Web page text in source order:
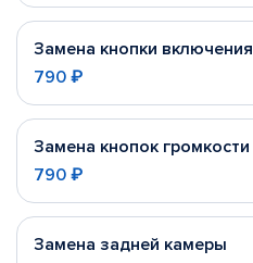
Замена кнопки включения
790 ₽
Замена кнопок громкости
790 ₽
Замена задней камеры